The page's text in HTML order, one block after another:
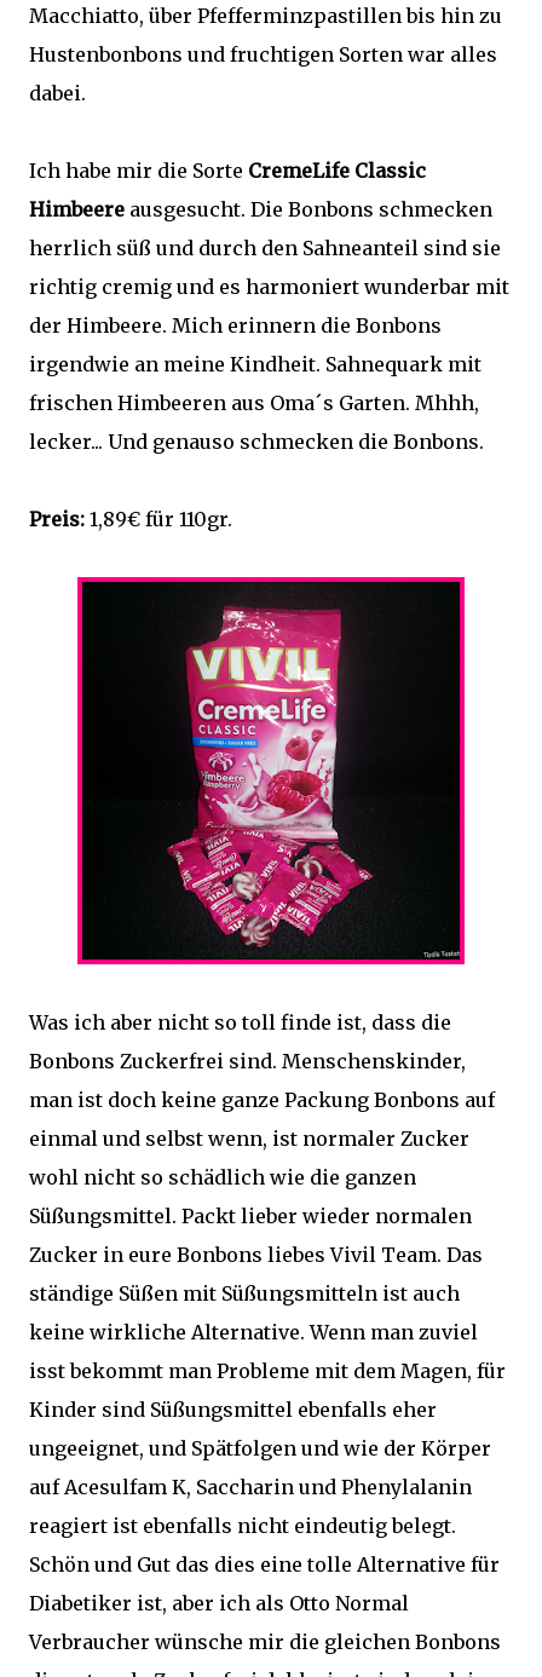
Macchiatto, über Pfefferminzpastillen bis hin zu
Hustenbonbons und fruchtigen Sorten war alles
dabei.
Ich habe mir die Sorte CremeLife Classic
Himbeere ausgesucht. Die Bonbons schmecken
herrlich süß und durch den Sahneanteil sind sie
richtig cremig und es harmoniert wunderbar mit
der Himbeere. Mich erinnern die Bonbons
irgendwie an meine Kindheit. Sahnequark mit
frischen Himbeeren aus Oma´s Garten. Mhhh,
lecker... Und genauso schmecken die Bonbons.
Preis: 1,89€ für 110gr.
Was ich aber nicht so toll finde ist, dass die
Bonbons Zuckerfrei sind. Menschenskinder,
man ist doch keine ganze Packung Bonbons auf
einmal und selbst wenn, ist normaler Zucker
wohl nicht so schädlich wie die ganzen
Süßungsmittel. Packt lieber wieder normalen
Zucker in eure Bonbons liebes Vivil Team. Das
ständige Süßen mit Süßungsmitteln ist auch
keine wirkliche Alternative. Wenn man zuviel
isst bekommt man Probleme mit dem Magen, für
Kinder sind Süßungsmittel ebenfalls eher
ungeeignet, und Spätfolgen und wie der Körper
auf Acesulfam K, Saccharin und Phenylalanin
reagiert ist ebenfalls nicht eindeutig belegt.
Schön und Gut das dies eine tolle Alternative für
Diabetiker ist, aber ich als Otto Normal
Verbraucher wünsche mir die gleichen Bonbons